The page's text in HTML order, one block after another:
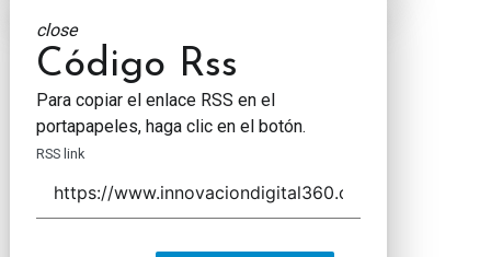
close
Código Rss
Para copiar el enlace RSS en el
portapapeles, haga clic en el botón.
RSS link